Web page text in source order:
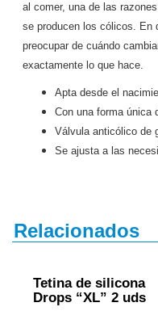
al comer, una de las
se producen los cólicos. En
preocupar de cuándo
exactamente lo que hace.
Apta desde el
Con una forma única
Válvula anticólico de
Se ajusta a las
Relacionados
Tetina de silicona
Drops “XL” 2 uds